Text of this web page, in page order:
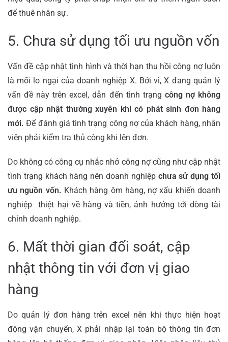
để thuê nhân sự.
5. Chưa sử dụng tối ưu nguồn vốn
Vấn đề cập nhật tình hình và thời hạn thu hồi công nợ luôn
là mối lo ngại của doanh nghiệp X. Bởi vì, X đang quản lý
vấn đề này trên excel, dẫn đến tình trạng công nợ không
được cập nhật thường xuyên khi có phát sinh đơn hàng
mới. Để đánh giá tình trạng công nợ của khách hàng, nhân
viên phải kiểm tra thủ công khi lên đơn.
Do không có công cụ nhắc nhở công nợ cũng như cập nhật
tình trạng khách hàng nên doanh nghiệp chưa sử dụng tối
ưu nguồn vốn. Khách hàng ôm hàng, nợ xấu khiến doanh
nghiệp thiệt hại về hàng và tiền, ảnh hưởng tới dòng tài
chính doanh nghiệp.
6. Mất thời gian đối soát, cập
nhật thông tin với đơn vị giao
hàng
Do quản lý đơn hàng trên excel nên khi thực hiện hoạt
động vận chuyển, X phải nhập lại toàn bộ thông tin đơn